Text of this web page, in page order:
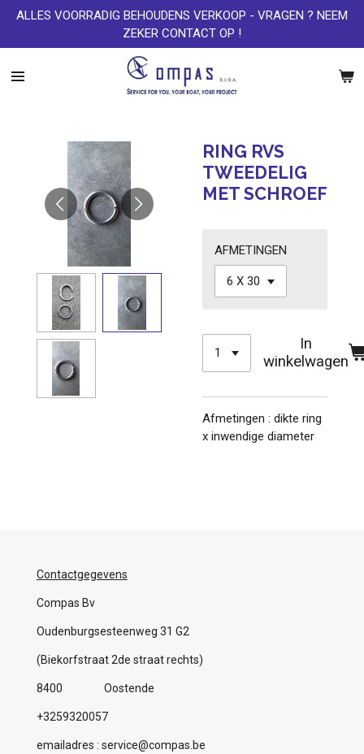
Ga
naar
de
ALLES VOORRADIG BEHOUDENS VERKOOP - VRAGEN ? NEEM
ZEKER CONTACT OP !
RING RVS
TWEEDELIG
MET SCHROEF
AFMETINGEN
In
winkelwagen
Afmetingen : dikte ring
x inwendige diameter
Contactgegevens
Compas Bv
Oudenburgsesteenweg 31 G2
(Biekorfstraat 2de straat rechts)
8400 Oostende
+3259320057
emailadres : service@compas.be